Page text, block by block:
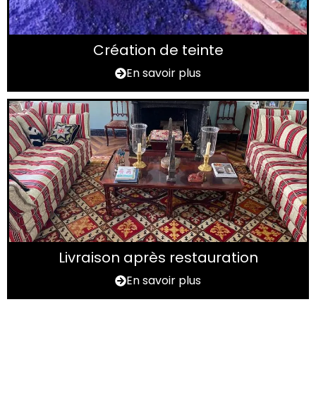
Création de teinte
En savoir plus
Livraison après restauration
En savoir plus